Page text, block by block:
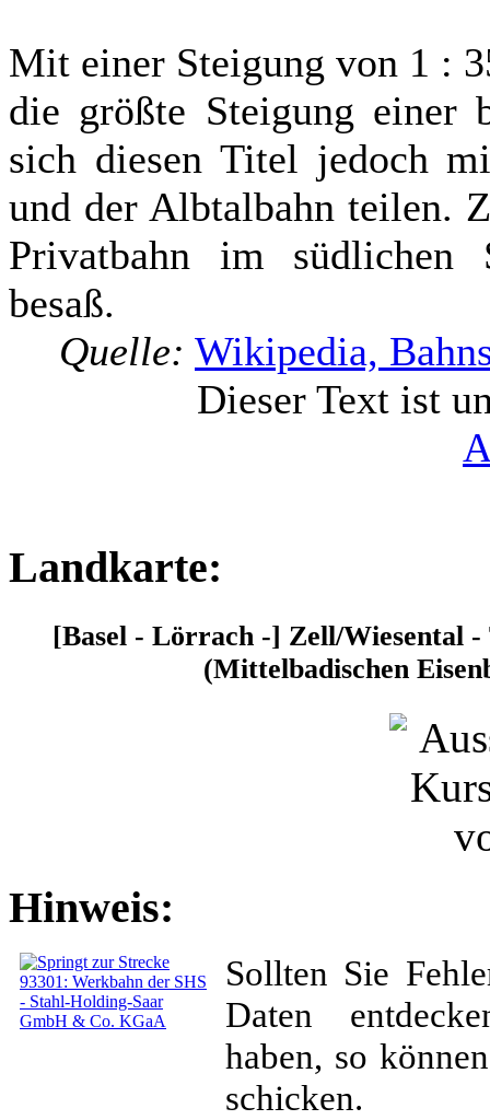
Mit einer Steigung von 1 :
die größte Steigung einer
sich diesen Titel jedoch
und der Albtalbahn teilen.
Privatbahn im
besaß.
Quelle: Wikipedia,
Dieser Text ist
Landkarte:
[Basel - Lörrach -] Zell/Wiesental
(Mittelbadischen
Hinweis:
Sollten Sie
Daten
haben, so
schicken.